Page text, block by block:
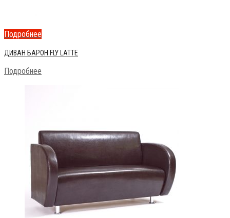
Подробнее
ДИВАН БАРОН FLY LATTE
Подробнее